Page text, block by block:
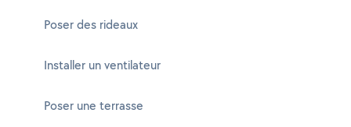
Poser des rideaux
Installer un ventilateur
Poser une terrasse